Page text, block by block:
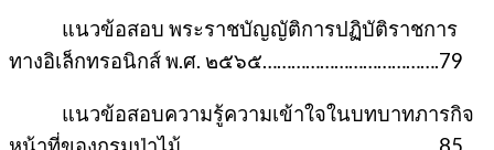
แนวข้อสอบ พระราชบัญญัติการปฏิบัติราชการ
ทางอิเล็กทรอนิกส์ พ.ศ. ๒๕๖๕……………………………….79
แนวข้อสอบความรู้ความเข้าใจในบทบาทภารกิจ
หน้าที่ของกรมป่าไม้………………………………………………85